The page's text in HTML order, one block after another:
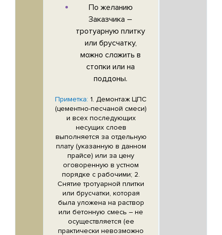
По желанию
Заказчика –
тротуарную плитку
или брусчатку,
можно сложить в
стопки или на
поддоны.
Приметка: 1. Демонтаж ЦПС
(цементно-песчаной смеси)
и всех последующих
несущих слоев
выполняется за отдельную
плату (указанную в данном
прайсе) или за цену
оговоренную в устном
порядке с рабочими; 2.
Снятие тротуарной плитки
или брусчатки, которая
была уложена на раствор
или бетонную смесь – не
осуществляется (ее
практически невозможно